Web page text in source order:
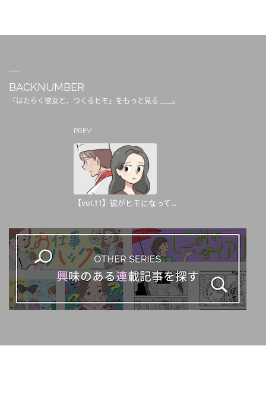
BACKNUMBER
「はたらく彼女と、つくるヒモ」をもっと見る
PREV
【vol.11】彼がヒモになって...